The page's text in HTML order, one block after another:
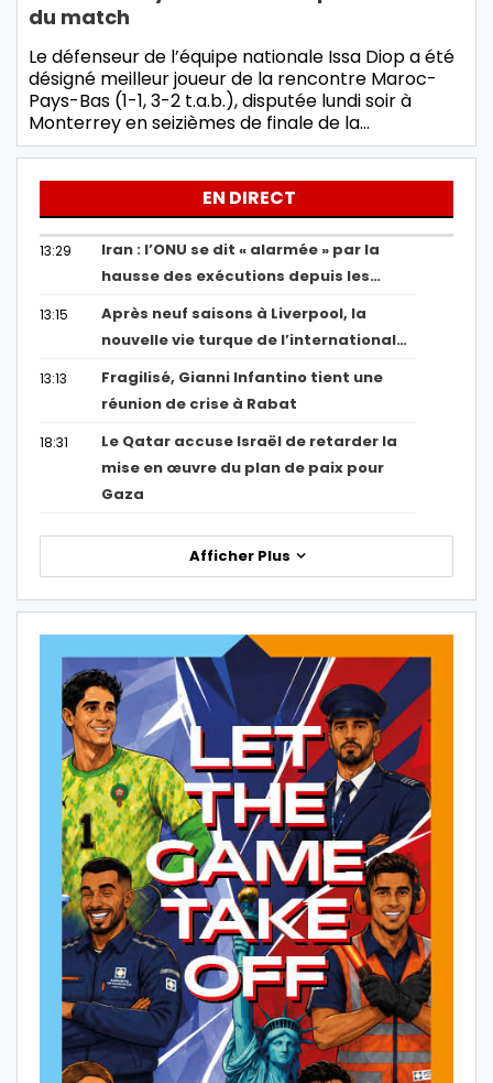
du match
Le défenseur de l’équipe nationale Issa Diop a été
désigné meilleur joueur de la rencontre Maroc-
Pays-Bas (1-1, 3-2 t.a.b.), disputée lundi soir à
Monterrey en seizièmes de finale de la…
EN DIRECT
13:29
Iran : l’ONU se dit « alarmée » par la
hausse des exécutions depuis les…
13:15
Après neuf saisons à Liverpool, la
nouvelle vie turque de l’international…
13:13
Fragilisé, Gianni Infantino tient une
réunion de crise à Rabat
18:31
Le Qatar accuse Israël de retarder la
mise en œuvre du plan de paix pour
Gaza
Afficher Plus